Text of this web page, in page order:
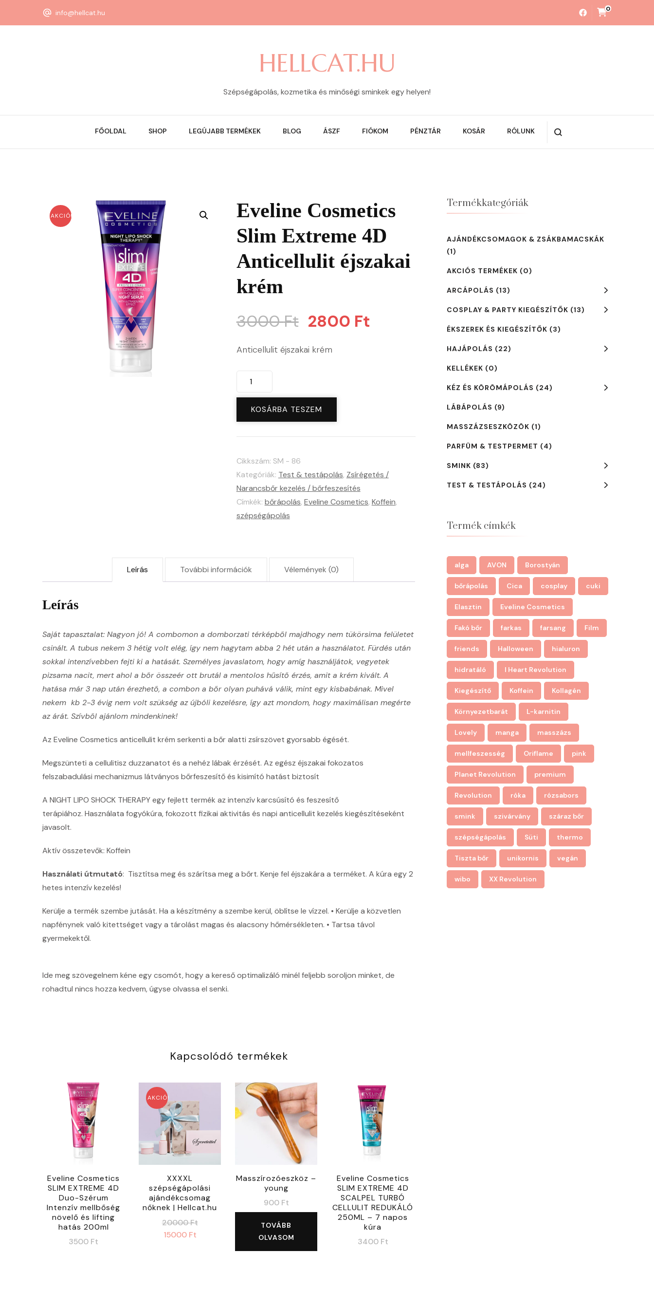
info@hellcat.hu 0
HELLCAT.HU
Szépségápolás, kozmetika és minőségi sminkek egy helyen!
FŐOLDAL SHOP LEGÚJABB TERMÉKEK BLOG ÁSZF FIÓKOM PÉNZTÁR KOSÁR RÓLUNK
AKCIÓ!
Eveline Cosmetics
Slim Extreme 4D
Anticellulit éjszakai
krém
3000Ft Original
price
2800 Ft
Anticellulit éjszakai krém
Eveline
Cosmetics
Slim
Extreme
4D
Anticellulit
éjszakai
krém
mennyiség
KOSÁRBA TESZEM
Cikkszám: SM - 86
Kategóriák: Test & testápolás, Zsírégetés /
Narancsbőr kezelés / bőrfeszesítés
Címkék: bőrápolás, Eveline Cosmetics, Koffein,
szépségápolás
Leírás További információk Vélemények (0)
Leírás
Saját tapasztalat: Nagyon jó! A combomon a domborzati térképből majdhogy nem tükörsima felületet
csinált. A tubus nekem 3 hétig volt elég, így nem hagytam abba 2 hét után a használatot. Fürdés után
sokkal intenzívebben fejti ki a hatását. Személyes javaslatom, hogy amíg használjátok, vegyetek
pizsama nacit, mert ahol a bőr összeér ott brutál a mentolos hűsítő érzés, amit a krém kivált. A
hatása már 3 nap után érezhető, a combon a bőr olyan puhává válik, mint egy kisbabának. Mivel
nekem kb 2-3 évig nem volt szükség az újbóli kezelésre, így azt mondom, hogy maximálisan megérte
az árát. Szívből ajánlom mindenkinek!
Az Eveline Cosmetics anticellulit krém serkenti a bőr alatti zsírszövet gyorsabb égését.
Megszünteti a cellulitisz duzzanatot és a nehéz lábak érzését. Az egész éjszakai fokozatos
felszabadulási mechanizmus látványos bőrfeszesítő és kisimító hatást biztosít
A NIGHT LIPO SHOCK THERAPY egy fejlett termék az intenzív karcsúsító és feszesítő
terápiához. Használata fogyókúra, fokozott fizikai aktivitás és napi anticellulit kezelés kiegészítéseként
javasolt.
Aktív összetevők: Koffein
Használati útmutató: Tisztítsa meg és szárítsa meg a bőrt. Kenje fel éjszakára a terméket. A kúra egy 2
hetes intenzív kezelés!
Kerülje a termék szembe jutását. Ha a készítmény a szembe kerül, öblítse le vízzel. • Kerülje a közvetlen
napfénynek való kitettséget vagy a tárolást magas és alacsony hőmérsékleten. • Tartsa távol
gyermekektől.
Ide meg szövegelnem kéne egy csomót, hogy a kereső optimalizáló minél feljebb soroljon minket, de
rohadtul nincs hozza kedvem, úgyse olvassa el senki.
Kapcsolódó termékek
Eveline Cosmetics
SLIM EXTREME 4D
Duo-Szérum
Intenzív mellbőség
növelő és lifting
hatás 200ml
3500 Ft
AKCIÓ!
XXXXL
szépségápolási
ajándékcsomag
nőknek | Hellcat.hu
20000Ft
15000 Ft
Masszírozóeszköz –
young
900 Ft
TOVÁBB
OLVASOM
Eveline Cosmetics
SLIM EXTREME 4D
SCALPEL TURBÓ
CELLULIT REDUKÁLÓ
250ML – 7 napos
kúra
3400 Ft
Termékkategóriák
AJÁNDÉKCSOMAGOK & ZSÁKBAMACSKÁK
(1)
AKCIÓS TERMÉKEK (0)
ARCÁPOLÁS (13)
COSPLAY & PARTY KIEGÉSZÍTŐK (13)
ÉKSZEREK ÉS KIEGÉSZÍTŐK (3)
HAJÁPOLÁS (22)
KELLÉKEK (0)
KÉZ ÉS KÖRÖMÁPOLÁS (24)
LÁBÁPOLÁS (9)
MASSZÁZSESZKÖZÖK (1)
PARFÜM & TESTPERMET (4)
SMINK (83)
TEST & TESTÁPOLÁS (24)
Termék címkék
alga AVON Borostyán
bőrápolás Cica cosplay cuki
Elasztin Eveline Cosmetics
Fakó bőr farkas farsang Film
friends Halloween hialuron
hidratáló I Heart Revolution
Kiegészítő Koffein Kollagén
Környezetbarát L-karnitin
Lovely manga masszázs
mellfeszesség Oriflame pink
Planet Revolution premium
Revolution róka rózsabors
smink szivárvány száraz bőr
szépségápolás Süti thermo
Tiszta bőr unikornis vegán
wibo XX Revolution